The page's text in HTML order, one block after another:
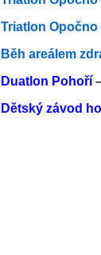
Triatlon Opočno
Běh areálem
Duatlon Pohoří
Dětský závod